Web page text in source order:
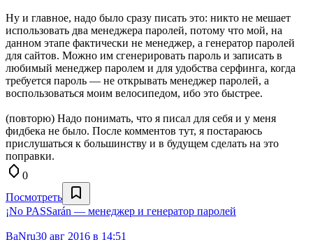
Ну и главное, надо было сразу писать это: никто не мешает
использовать два менеджера паролей, потому что мой, на
данном этапе фактически не менеджер, а генератор паролей
для сайтов. Можно им сгенерировать пароль и записать в
любимый менеджер паролем и для удобства серфинга, когда
требуется пароль — не открывать менеджер паролей, а
воспользоваться моим велосипедом, ибо это быстрее.
(повторю) Надо понимать, что я писал для себя и у меня
фидбека не было. После комментов тут, я постараюсь
прислушаться к большинству и в будущем сделать на это
поправки.
0
Посмотреть
¡No PASSarán — менеджер и генератор паролей
BaNru30 авг 2016 в 14:51